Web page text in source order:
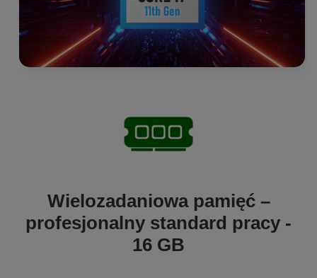
Wielozadaniowa pamięć –
profesjonalny standard pracy -
16 GB